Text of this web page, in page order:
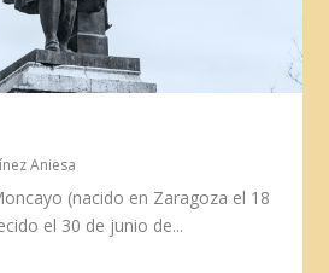
Aniesa
(nacido en Zaragoza el 18
el 30 de junio de...